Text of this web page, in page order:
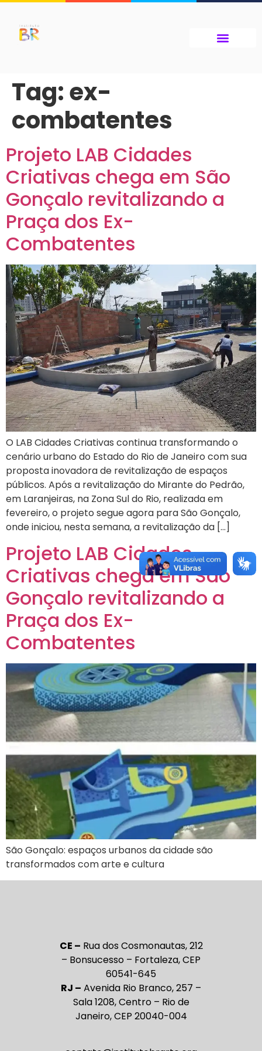
Tag:ex-
combatentes
Projeto LAB Cidades
Criativas chega em São
Gonçalo revitalizando a
Praça dos Ex-
Combatentes
O LAB Cidades Criativas continua transformando o
cenário urbano do Estado do Rio de Janeiro com sua
proposta inovadora de revitalização de espaços
públicos. Após a revitalização do Mirante do Pedrão,
em Laranjeiras, na Zona Sul do Rio, realizada em
fevereiro, o projeto segue agora para São Gonçalo,
onde iniciou, nesta semana, a revitalização da […]
Projeto LAB Cidades
Criativas chega em São
Gonçalo revitalizando a
Praça dos Ex-
Combatentes
São Gonçalo: espaços urbanos da cidade são
transformados com arte e cultura
CE – Rua dos Cosmonautas, 212
– Bonsucesso – Fortaleza, CEP
60541-645
RJ – Avenida Rio Branco, 257 –
Sala 1208, Centro – Rio de
Janeiro, CEP 20040-004